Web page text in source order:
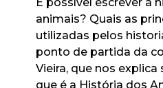
animais? Quais as
utilizadas pelos
ponto de partida da
Vieira, que nos
que é a História dos